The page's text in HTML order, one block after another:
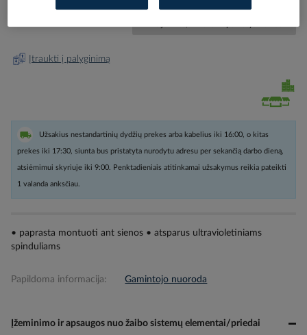
Įtraukti į palyginimą
Užsakius nestandartinių dydžių prekes arba kabelius iki 16:00, o kitas
prekes iki 17:30, siunta bus pristatyta nurodytu adresu per sekančią darbo dieną,
atsiėmimui skyriuje iki 9:00. Penktadieniais atitinkamai užsakymus reikia pateikti
1 valanda anksčiau.
• paprasta montuoti ant sienos • atsparus ultravioletiniams
spinduliams
Papildoma informacija: Gamintojo nuoroda
Įžeminimo ir apsaugos nuo žaibo sistemų elementai/priedai